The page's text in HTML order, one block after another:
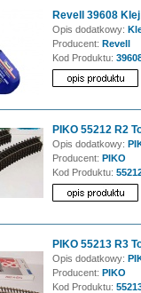
Revell 39608
Opis dodatkowy:
Producent: Revell
Kod Produktu:
PIKO 55212 R2
Opis dodatkowy:
Producent: PIKO
Kod Produktu:
PIKO 55213 R3
Opis dodatkowy:
Producent: PIKO
Kod Produktu: